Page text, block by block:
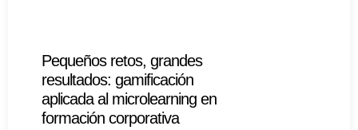
Pequeños retos, grandes
resultados: gamificación
aplicada al microlearning en
formación corporativa